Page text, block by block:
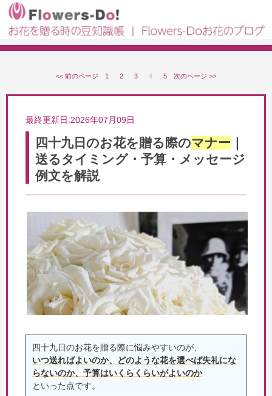
<< 前のページ 1 2 3 4 5 次のページ >>
最終更新日:2026年07月09日
四十九日のお花を贈る際のマナー
送るタイミング・予算・メッセージ
例文を解説
四十九日のお花を贈る際に悩みやすいのが、
いつ送ればよいのか、どのような花を選べば失礼にな
らないのか、予算はいくらくらいがよいのか
といった点です。